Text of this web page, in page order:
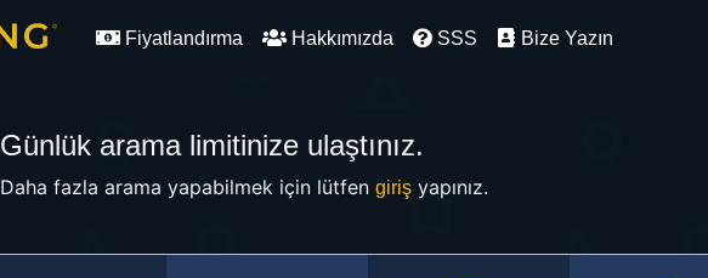
Fiyatlandırma Hakkımızda SSS Bize Yazın
Günlük arama limitinize ulaştınız.
Daha fazla arama yapabilmek için lütfen girişyapınız.